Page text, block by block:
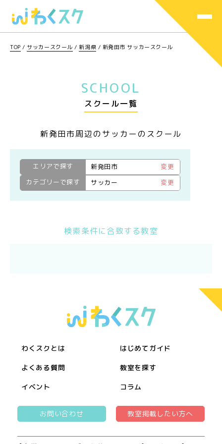
TOP / サッカースクール /新潟県 / 新発田市 サッカースクール
SCHOOL
スクール一覧
新発田市周辺のサッカーのスクール
エリアで探す 新発田市
変更
カテゴリーで探す
サッカー 変更
検索条件に合致する教室
わくスクとは はじめてガイド
よくある質問 教室を探す
イベント コラム
お問い合わせ 教室掲載したい方へ